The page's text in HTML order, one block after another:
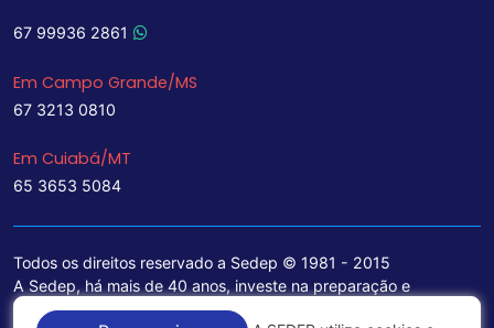
67 99936 2861
Em Campo Grande/MS
67 3213 0810
Em Cuiabá/MT
65 3653 5084
Todos os direitos reservado a Sedep © 1981 - 2015
A Sedep, há mais de 40 anos, investe na preparação e
treinamento de funcionários e na aquisição de tecnologia de